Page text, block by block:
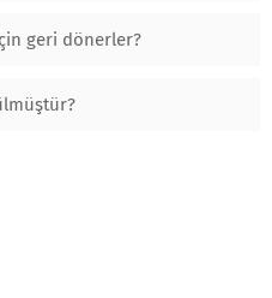
geri dönerler?